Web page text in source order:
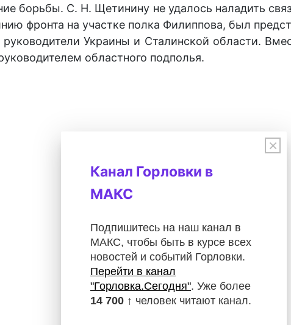
борьбы. С. Н. Щетинину не удалось наладить
фронта на участке полка Филиппова, был
Украины и Сталинской области.
областного подполья.
×
Канал Горловки в
МАКС
Подпишитесь на наш канал в
МАКС, чтобы быть в курсе всех
новостей и событий Горловки.
Перейти в канал
"Горловка.Сегодня". Уже более
14 700 ↑ человек читают канал.